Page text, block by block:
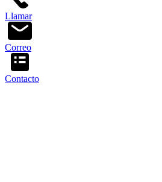
Llamar
Correo
Contacto